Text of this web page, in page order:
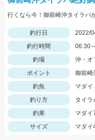
行くなら今！御前崎沖タイラバ
釣行日
2022/
釣行時間
06:30
釣場
沖・オ
ポイント
御前崎
釣魚
マダイ
釣り方
タイラ
釣果
マダイ
サイズ
マダイ